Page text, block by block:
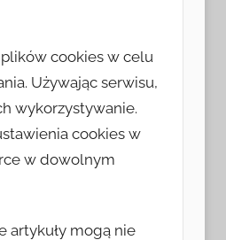
cookies w celu
Używając serwisu,
wykorzystywanie.
cookies w
w dowolnym
artykuły mogą nie